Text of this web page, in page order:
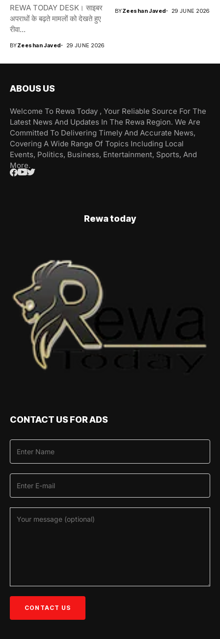
REWA TODAY DESK। साइबर
अपराधों के बढ़ते मामलों को देखते हुए
रीवा...
BYZeeshan Javed 29 JUNE 2026
BYZeeshan Javed 29 JUNE 2026
ABOUS US
Welcome To Rewa Today , Your Reliable Source For The
Latest News And Updates In The Rewa Region. We Are
Committed To Delivering Timely And Accurate News,
Covering A Wide Range Of Topics Including Local
Events, Politics, Business, Entertainment, Sports, And
More.
Rewa today
CONTACT US FOR ADS